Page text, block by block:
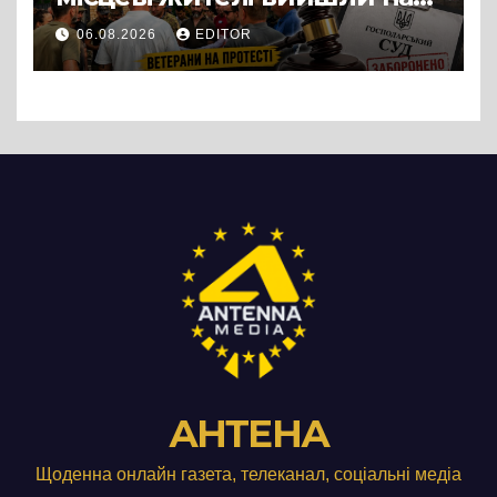
протест до стін
підприємства ТОВ «Омега
Три», що займається
06.08.2026 EDITOR
АНТЕНА
Щоденна онлайн газета, телеканал, соціальні медіа